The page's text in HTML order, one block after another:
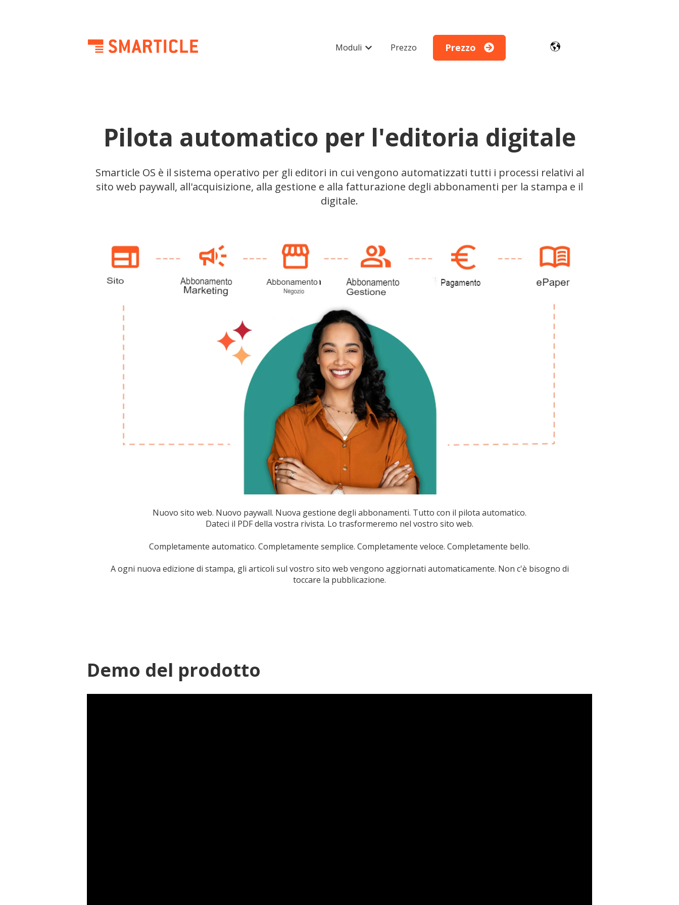
Moduli Mostra sottomenu per Moduli
Prezzo Prezzo
Pilota automatico per l'editoria digitale
Smarticle OS è il sistema operativo per gli editori in cui vengono automatizzati tutti i processi relativi al
sito web paywall, all'acquisizione, alla gestione e alla fatturazione degli abbonamenti per la stampa e il
digitale.
Nuovo sito web. Nuovo paywall. Nuova gestione degli abbonamenti. Tutto con il pilota automatico.
Dateci il PDF della vostra rivista. Lo trasformeremo nel vostro sito web.
Completamente automatico. Completamente semplice. Completamente veloce. Completamente bello.
A ogni nuova edizione di stampa, gli articoli sul vostro sito web vengono aggiornati automaticamente. Non c'è bisogno di
toccare la pubblicazione.
Demo del prodotto